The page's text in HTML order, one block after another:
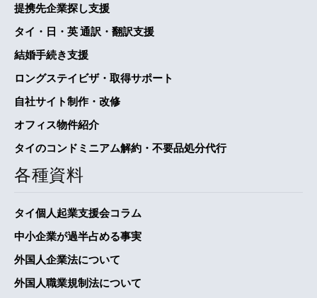
提携先企業探し支援
タイ・日・英 通訳・翻訳支援
結婚手続き支援
ロングステイビザ・取得サポート
自社サイト制作・改修
オフィス物件紹介
タイのコンドミニアム解約・不要品処分代行
各種資料
タイ個人起業支援会コラム
中小企業が過半占める事実
外国人企業法について
外国人職業規制法について